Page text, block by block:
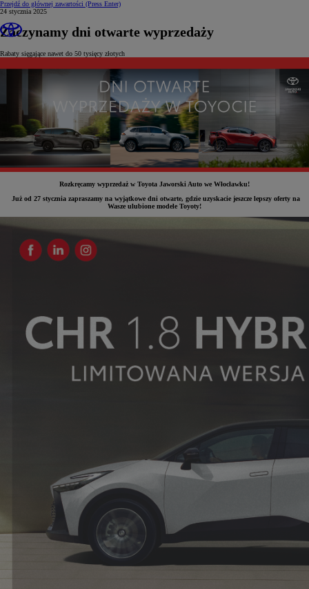
Przejdź do głównej zawartości (Press Enter)
24 stycznia 2025
Zaczynamy dni otwarte wyprzedaży
Rabaty sięgające nawet do 50 tysięcy złotych
Rozkręcamy wyprzedaż w Toyota Jaworski Auto we Włocławku!
Już od 27 stycznia zapraszamy na wyjątkowe dni otwarte, gdzie uzyskacie jeszcze lepszy oferty na
Wasze ulubione modele Toyoty!